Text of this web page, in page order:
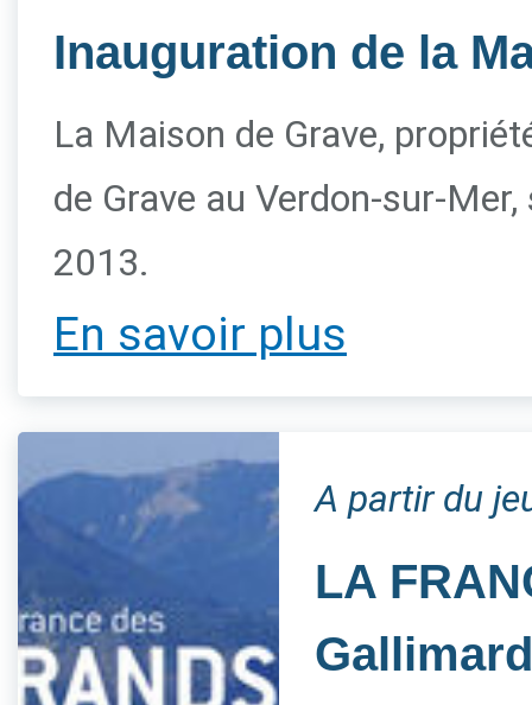
Inauguration de la
La Maison de Grave,
de Grave au Verdon-sur-
2013.
En savoir plus
A partir du
LA
Gallimard